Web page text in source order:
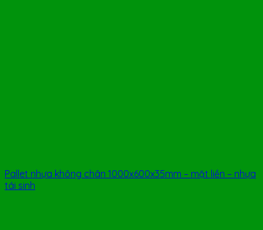
Pallet nhựa không chân 1000x600x35mm – mặt liền – nhựa
tái sinh